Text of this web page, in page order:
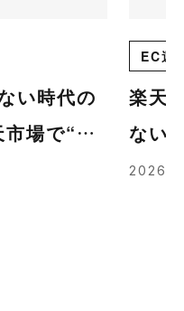
い時代の
場で“売
EC運
楽天
ない
解説